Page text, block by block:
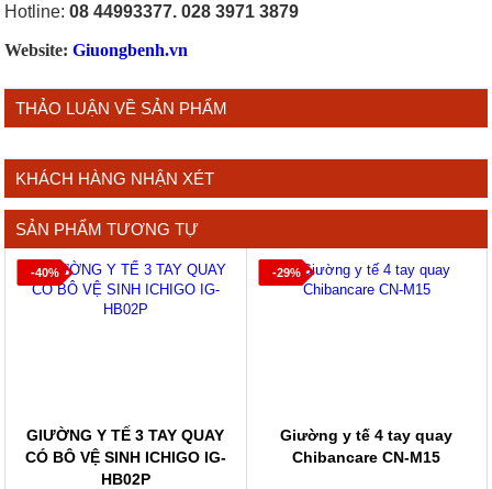
Hotline:08 44993377. 028 3971 3879
Website: Giuongbenh.vn
THẢO LUẬN VỀ SẢN PHẨM
KHÁCH HÀNG NHẬN XÉT
SẢN PHẨM TƯƠNG TỰ
-40%
GIƯỜNG Y TẾ 3 TAY QUAY
CÓ BÔ VỆ SINH ICHIGO IG-
HB02P
-29%
Giường y tế 4 tay quay
Chibancare CN-M15